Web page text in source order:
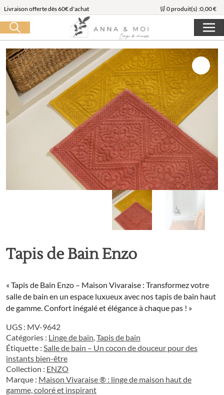
Livraison offerte dès 60€ d'achat 🛒 0 produit(s) :0,00€
Lancer la recherche
Tapis de Bain Enzo
« Tapis de Bain Enzo – Maison Vivaraise : Transformez votre
salle de bain en un espace luxueux avec nos tapis de bain haut
de gamme. Confort inégalé et élégance à chaque pas ! »
UGS : MV-9642
Catégories : Linge de bain Tapis de bain
Étiquette : Salle de bain – Un cocon de douceur pour des
instants bien-être
Collection : ENZO
Marque : Maison Vivaraise ® : linge de maison haut de
gamme, coloré et inspirant